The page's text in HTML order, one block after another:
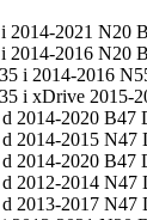
2014-2021 N20
2016 N20
i 2014-2016
i xDrive 2015-
2014-2020
2014-2015 N47
2014-2020
2012-2014 N47
2013-2017 N47